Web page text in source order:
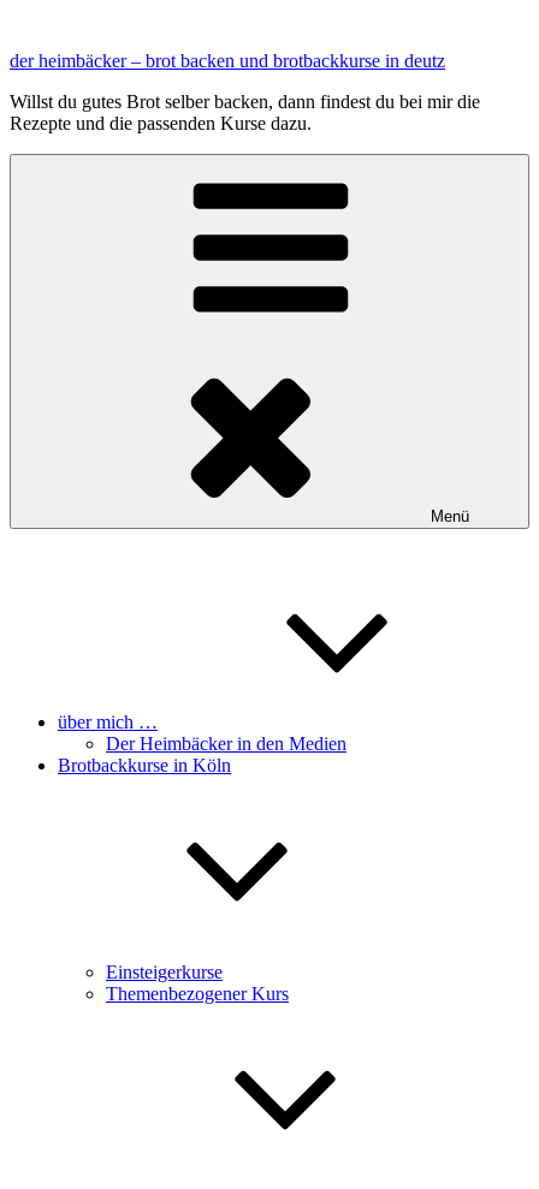
springen
der heimbäcker – brot backen und brotbackkurse in deutz
Willst du gutes Brot selber backen, dann findest du bei mir die
Rezepte und die passenden Kurse dazu.
Menü
über mich …
Der Heimbäcker in den Medien
Brotbackkurse in Köln
Einsteigerkurse
Themenbezogener Kurs